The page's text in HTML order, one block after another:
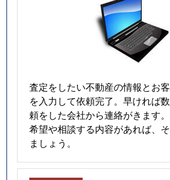
査定をしたい不動産の情報とお
を入力して依頼完了。早ければ
頼をした会社から連絡がきます。
希望や相談する内容があれば、
ましょう。